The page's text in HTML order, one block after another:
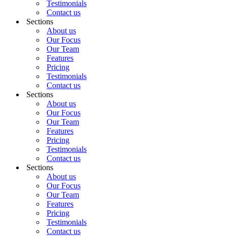
Testimonials
Contact us
Sections
About us
Our Focus
Our Team
Features
Pricing
Testimonials
Contact us
Sections
About us
Our Focus
Our Team
Features
Pricing
Testimonials
Contact us
Sections
About us
Our Focus
Our Team
Features
Pricing
Testimonials
Contact us